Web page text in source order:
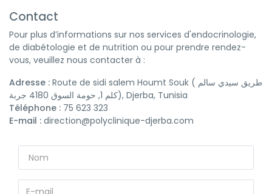
Contact
Pour plus d’informations sur nos services d'endocrinologie,
de diabétologie et de nutrition ou pour prendre rendez-
vous, veuillez nous contacter à :
Adresse : Route de sidi salem Houmt Souk ( طريق سيدي سالم
كلم 1, حومة السوق 4180 جربة), Djerba, Tunisia
Téléphone : 75 623 323
E-mail : direction@polyclinique-djerba.com